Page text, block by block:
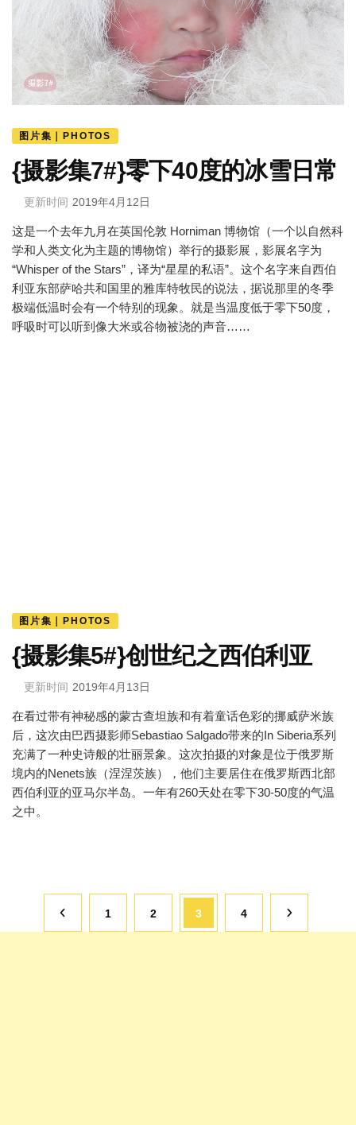
图片集｜PHOTOS
{摄影集7#}零下40度的冰雪日常
更新时间 2019年4月12日
这是一个去年九月在英国伦敦 Horniman 博物馆（一个以自然科
学和人类文化为主题的博物馆）举行的摄影展，影展名字为
“Whisper of the Stars”，译为“星星的私语”。这个名字来自西伯
利亚东部萨哈共和国里的雅库特牧民的说法，据说那里的冬季
极端低温时会有一个特别的现象。就是当温度低于零下50度，
呼吸时可以听到像大米或谷物被浇的声音……
图片集｜PHOTOS
{摄影集5#}创世纪之西伯利亚
更新时间 2019年4月13日
在看过带有神秘感的蒙古查坦族和有着童话色彩的挪威萨米族
后，这次由巴西摄影师Sebastiao Salgado带来的In Siberia系列
充满了一种史诗般的壮丽景象。这次拍摄的对象是位于俄罗斯
境内的Nenets族（涅涅茨族），他们主要居住在俄罗斯西北部
西伯利亚的亚马尔半岛。一年有260天处在零下30-50度的气温
之中。
页
1 页
2 页
3 页
4